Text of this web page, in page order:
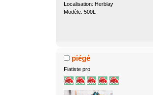
Localisation: Herblay
Modèle: 500L
piégé
Fiatiste pro